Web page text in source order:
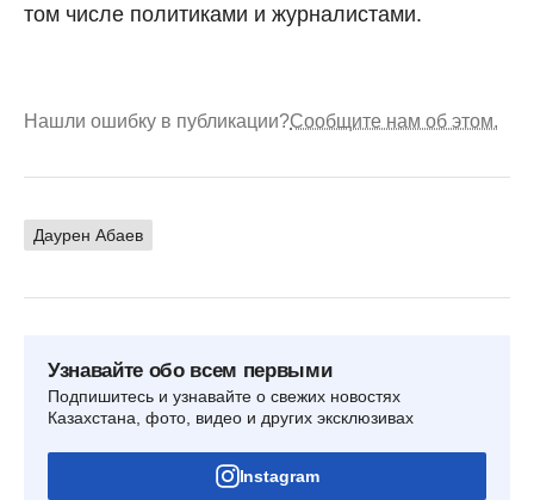
том числе политиками и журналистами.
Нашли ошибку в публикации?Сообщите нам об этом.
Даурен Абаев
Узнавайте обо всем первыми
Подпишитесь и узнавайте о свежих новостях
Казахстана, фото, видео и других эксклюзивах
Instagram